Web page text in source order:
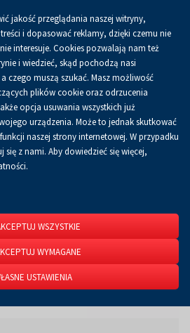
0.00 złKoszykPL
Aktualności
jakość przeglądania naszej witryny,
i dopasować reklamy, dzięki czemu nie
interesuje. Cookies pozwalają nam też
i wiedzieć, skąd pochodzą nasi
czego muszą szukać. Masz możliwość
plików cookie oraz odrzucenia
opcja usuwania wszystkich już
urządzenia. Może to jednak skutkować
naszej strony internetowej. W przypadku
z nami. Aby dowiedzieć się więcej,
WSZYSTKIE
WYMAGANE
USTAWIENIA